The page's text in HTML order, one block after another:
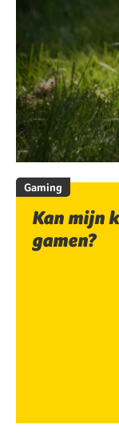
Gaming
Kan mijn
gamen?